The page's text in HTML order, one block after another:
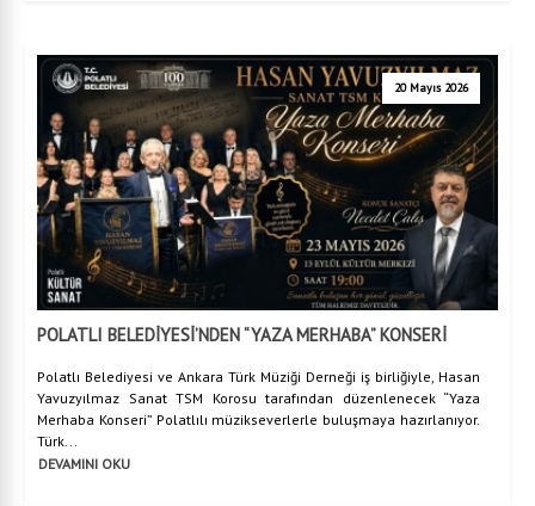
20 Mayıs 2026
POLATLI BELEDİYESİ’NDEN “YAZA MERHABA” KONSERİ
Polatlı Belediyesi ve Ankara Türk Müziği Derneği iş birliğiyle, Hasan
Yavuzyılmaz Sanat TSM Korosu tarafından düzenlenecek “Yaza
Merhaba Konseri” Polatlılı müzikseverlerle buluşmaya hazırlanıyor.
Türk...
DEVAMINI OKU